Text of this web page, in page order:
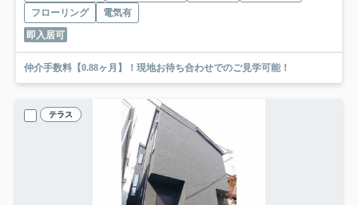
フローリング
電気有
即入居可
仲介手数料【0.88ヶ月】！現地お待ち合わせでのご見学可能！
テラス